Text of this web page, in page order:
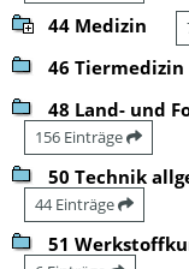
44 Medizin
46 Tiermedizin
48 Land- und
156 Einträge
50 Technik
44 Einträge
51